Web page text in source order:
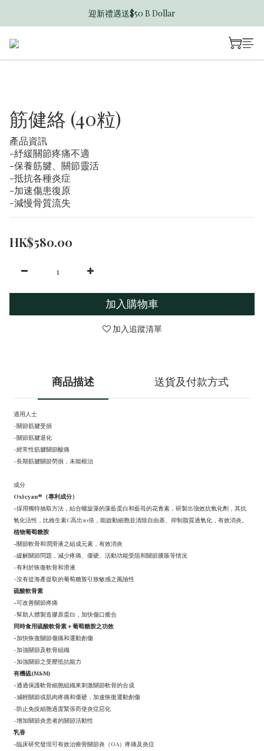
香港訂單滿$600免運費
迎新禮遇送$50 B Dollar
筋健絡 (40粒)
產品資訊
-紓緩關節疼痛不適
-保養筋腱、關節靈活
-抵抗各種炎症
-加速傷患復原
-減慢骨質流失
HK$580.00
加入購物車
加入追蹤清單
商品描述 送貨及付款方式
適用人士
-關節筋腱受損
-關節筋腱退化
-經常性筋腱關節酸痛
-長期筋腱關節勞損，未能根治
成分
Oxicyan®（專利成分）
-採用獨特抽取方法，結合螺旋藻的藻藍蛋白和藍苺的花青素，研製出強效抗氧化劑，其抗
氧化活性，比維生素C高出10倍，能啟動細胞並清除自由基、抑制脂質過氧化，有效消炎。
植物葡萄糖胺
-關節軟骨和潤滑液之組成元素，有效消炎
-緩解關節問題，減少疼痛、僵硬、活動功能受阻和關節腫脹等情況
-有利於恢復軟骨和滑液
-沒有從海產提取的葡萄糖胺引致敏感之風險性
硫酸軟骨素
-可改善關節疼痛
-幫助人體製造膠原蛋白，加快傷口癒合
同時食用硫酸軟骨素＋葡萄糖胺之功效
-加快恢復關節傷痛和運動創傷
-加強關節及軟骨組織
-加強關節之受壓抵抗能力
有機硫(MSM)
-通過保護軟骨細胞組織來刺激關節軟骨的合成
-減輕關節或肌肉疼痛和僵硬，加速恢復運動創傷
-防止免疫細胞過度緊張而使炎症惡化
-增加關節炎患者的關節活動性
乳香
-臨床研究發現可有效治療骨關節炎（OA）疼痛及炎症